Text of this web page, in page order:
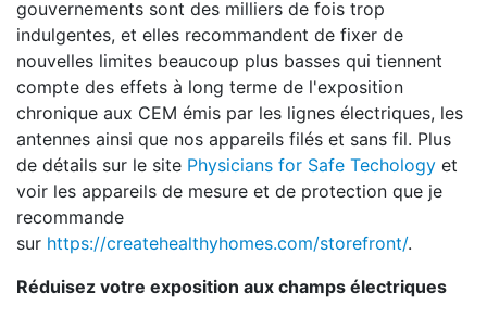
gouvernements sont des milliers de fois trop
indulgentes, et elles recommandent de fixer de
nouvelles limites beaucoup plus basses qui tiennent
compte des effets à long terme de l'exposition
chronique aux CEM émis par les lignes électriques, les
antennes ainsi que nos appareils filés et sans fil. Plus
de détails sur le site Physicians for Safe Techology et
voir les appareils de mesure et de protection que je
recommande
sur https://createhealthyhomes.com/storefront/.
Réduisez votre exposition aux champs électriques